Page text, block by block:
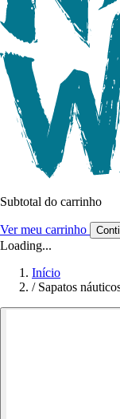
Subtotal do carrinho
Ver meu carrinho
Loading...
Início
/ Sapatos